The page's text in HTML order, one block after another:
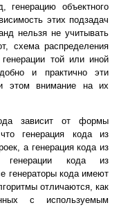
генерацию объектного
этих подзадач
нельзя не учитывать
схема распределения
той или иной
и практично эти
этом внимание на их
зависит от формы
генерация кода из
а генерация кода из
генерации кода из
генераторы кода имеют
отличаются, как
с используемым